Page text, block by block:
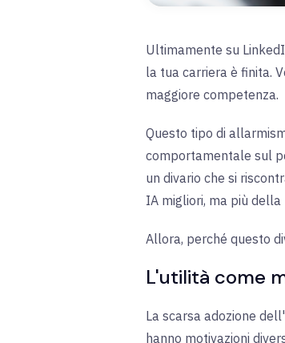
Ultimamente su
la tua carriera è finita.
maggiore competenza.
Questo tipo di
comportamentale sul
un divario che si
IA migliori, ma più
Allora, perché questo
L'utilità come
La scarsa adozione
hanno motivazioni